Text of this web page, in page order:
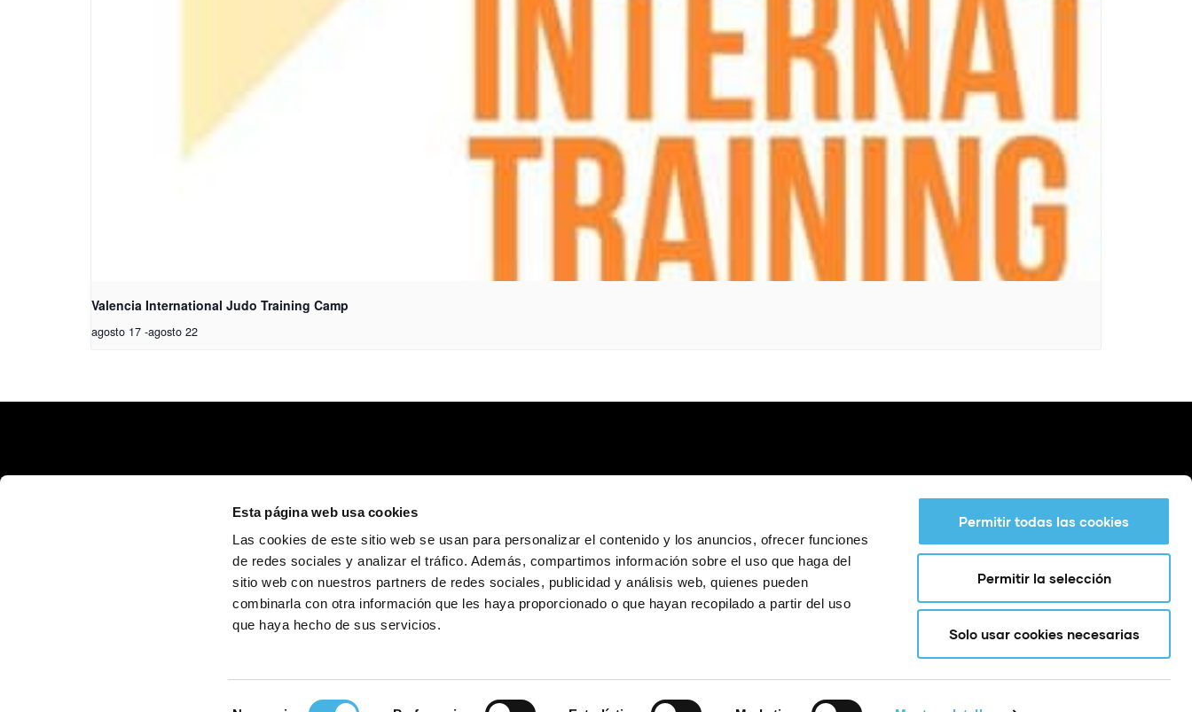
Esta página web usa cookies
Las cookies de este sitio web se usan para personalizar el contenido y los anuncios, ofrecer funciones
de redes sociales y analizar el tráfico. Además, compartimos información sobre el uso que haga del
sitio web con nuestros partners de redes sociales, publicidad y análisis web, quienes pueden
combinarla con otra información que les haya proporcionado o que hayan recopilado a partir del uso
que haya hecho de sus servicios.
Permitir todas las cookies
Permitir la selección
Solo usar cookies necesarias
Valencia International Judo Training Camp
agosto 17 -agosto 22
Calle Poeta Quintana, 1 46003 València (España)
info@fundaciontrinidadalfonso.org